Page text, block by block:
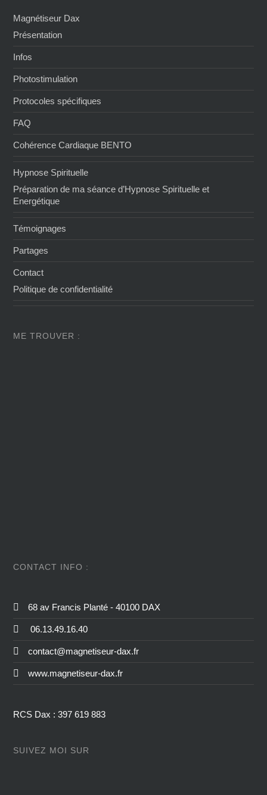
Magnétiseur Dax
Présentation
Infos
Photostimulation
Protocoles spécifiques
FAQ
Cohérence Cardiaque BENTO
Hypnose Spirituelle
Préparation de ma séance d’Hypnose Spirituelle et
Energétique
Témoignages
Partages
Contact
Politique de confidentialité
ME TROUVER :
CONTACT INFO :
68 av Francis Planté - 40100 DAX
06.13.49.16.40
contact@magnetiseur-dax.fr
www.magnetiseur-dax.fr
RCS Dax : 397 619 883
SUIVEZ MOI SUR